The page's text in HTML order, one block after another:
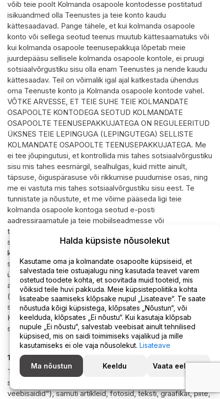
võib teie poolt Kolmanda osapoole kontodesse postitatud
isikuandmed olla Teenustes ja teie konto kaudu
kättesaadavad. Pange tähele, et kui kolmanda osapoole
konto või sellega seotud teenus muutub kättesaamatuks või
kui kolmanda osapoole teenusepakkuja lõpetab meie
juurdepääsu sellisele kolmanda osapoole kontole, ei pruugi
sotsiaalvõrgustiku sisu olla enam Teenustes ja nende kaudu
kättesaadav. Teil on võimalik igal ajal katkestada ühendus
oma Teenuste konto ja Kolmanda osapoole kontode vahel.
VÕTKE ARVESSE, ET TEIE SUHE TEIE KOLMANDATE
OSAPOOLTE KONTODEGA SEOTUD KOLMANDATE
OSAPOOLTE TEENUSEPAKKUJATEGA ON REGULEERITUD
ÜKSNES TEIE LEPINGUGA (LEPINGUTEGA) SELLISTE
KOLMANDATE OSAPOOLTE TEENUSEPAKKUJATEGA. Me
ei tee jõupingutusi, et kontrollida mis tahes sotsiaalvõrgustiku
sisu mis tahes eesmärgil, sealhulgas, kuid mitte ainult,
täpsuse, õiguspärasuse või rikkumise puudumise osas, ning
me ei vastuta mis tahes sotsiaalvõrgustiku sisu eest. Te
tunnistate ja nõustute, et me võime pääseda ligi teie
kolmanda osapoole kontoga seotud e-posti
aadressiraamatule ja teie mobiilseadmesse või
tahvelarvutisse salvestatud kontaktide nimekirjale üksnes
selleks, et tuvastada ja teavitada teid nendest kontaktidest,
kes on samuti registreerunud Teenuste kasutamiseks. Te
saate Teenuste ja oma Kolmanda osapoole konto vahelise
ühenduse deaktiveerida, võttes meiega ühendust, kasutades
allpool toodud kontaktandmeid või oma konto seadete kaudu
(kui see on kohaldatav). Me püüame kustutada kõik meie
serveritesse salvestatud andmed, mis on saadud sellise
Kolmanda osapoole konto kaudu, välja arvatud teie kontoga
seotud kasutajanimi ja profiilipilt.
13.
KOLMANDA OSAPOOLE VEEBISAIDID JA SISU
Teenused võivad sisaldada (või teile võidakse Saidi kaudu
saata) linke teistele veebisaitidele („Kolmandate isikute
veebisaidid“), samuti artikleid, fotosid, teksti, graafikat, pilte,
Halda küpsiste nõusolekut
Kasutame oma ja kolmandate osapoolte küpsiseid, et
salvestada teie ostuajalugu ning kasutada teavet varem
ostetud toodete kohta, et soovitada muid tooteid, mis
võiksid teile huvi pakkuda. Meie küpsistepoliitika kohta
lisateabe saamiseks klõpsake nupul „Lisateave“. Te saate
nõustuda kõigi küpsistega, klõpsates „Nõustun“, või
keelduda, klõpsates „Ei nõustu“. Kui kasutaja klõpsab
nupule „Ei nõustu“, salvestab veebisait ainult tehnilised
küpsised, mis on saidi toimimiseks vajalikud ja mille
kasutamiseks ei ole vaja nõusolekut. Lisateave
Ma nõustun Keeldu Vaata eelistusi